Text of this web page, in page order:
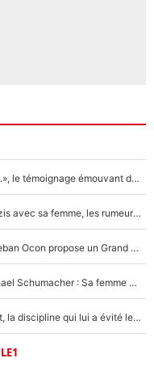
F1 : « Je lui ai fait un câlin, puis j’ai dû partir...», le témoignage émouvant de Max Verstappen sur sa fille
F1 : Charles Leclerc surpris par les paparazzis avec sa femme, les rumeurs étaient vraies !
Comme pour le final du Tour de France, Esteban Ocon propose un Grand Prix de Formule 1 à Paris : «Autour de l’Arc de Triomphe, ce serait génial» !
Nouvelle rumeur autour de la santé de Michael Schumacher : Sa femme Corinna sort du silence
F1 - Lewis Hamilton victime de harcèlement, la discipline qui lui a évité le pire : «J'aurais probablement mal tourné»